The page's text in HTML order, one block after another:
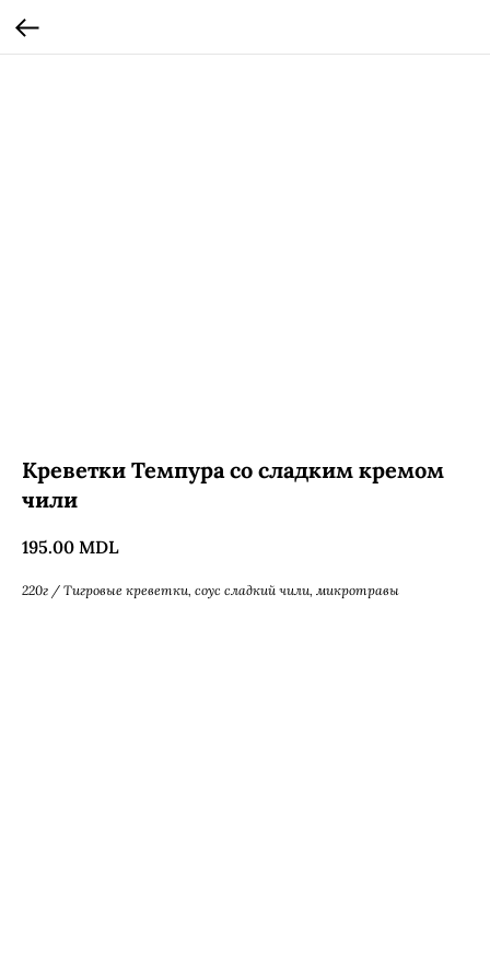
Креветки Темпура со сладким кремом
чили
195.00 MDL
220г / Тигровые креветки, соус сладкий чили, микротравы